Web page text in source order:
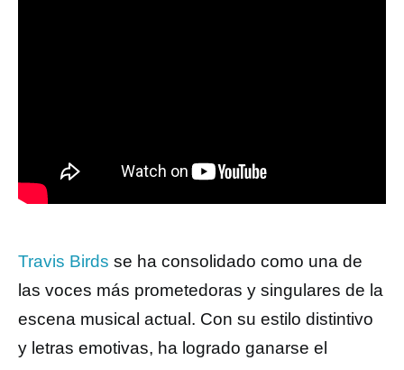
Travis Birds se ha consolidado como una de
las voces más prometedoras y singulares de la
escena musical actual. Con su estilo distintivo
y letras emotivas, ha logrado ganarse el